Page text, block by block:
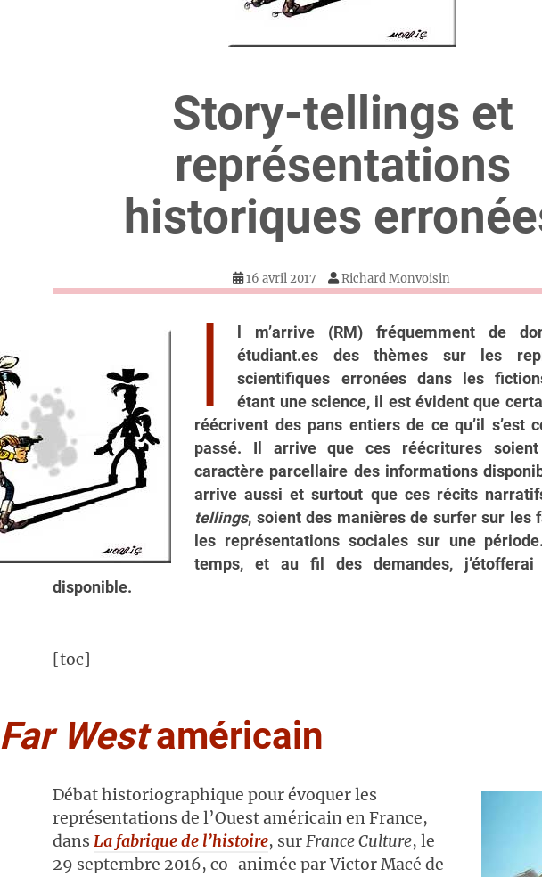
Story-tellings et
représentations
historiques
16 avril 2017 Richard Monvoisin
I
l m’arrive (RM) fréquemment de
étudiant.es des thèmes sur les
scientifiques erronées dans les
étant une science, il est évident que
réécrivent des pans entiers de ce qu’il s’est
passé. Il arrive que ces réécritures
caractère parcellaire des informations
arrive aussi et surtout que ces récits
tellings, soient des manières de surfer sur les
les représentations sociales sur une
temps, et au fil des demandes, j’étofferai
disponible.
[toc]
Far Westaméricain
Débat historiographique pour évoquer les
représentations de l’Ouest américain en France,
dans La fabrique de l’histoire, surFrance Culture, le
29 septembre 2016, co-animée par Victor Macé de